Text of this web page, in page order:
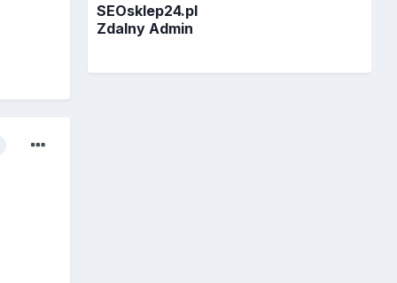
SEOsklep24.pl
Zdalny Admin